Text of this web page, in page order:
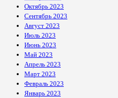
Октябрь 2023
Сентябрь 2023
Август 2023
Июль 2023
Июнь 2023
Май 2023
Апрель 2023
Март 2023
Февраль 2023
Январь 2023